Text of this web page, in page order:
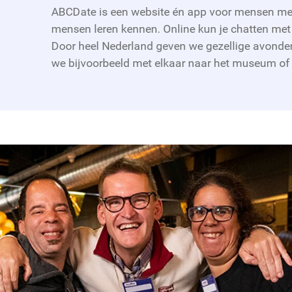
Wachtwoord vergeten?
ABCDate is een website én app voor mensen
mensen leren kennen. Online kun je chatten
Door heel Nederland geven we gezellige
we bijvoorbeeld met elkaar naar het museum